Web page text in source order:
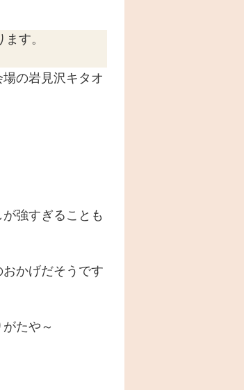
す。
の岩見沢キタオ
強すぎることも
かげだそうです
たや～